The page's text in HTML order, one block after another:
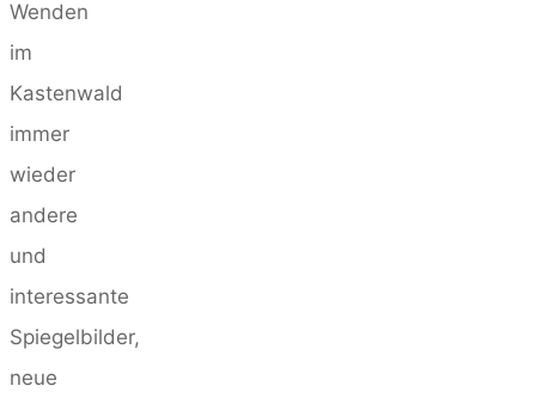
Wenden
im
Kastenwald
immer
wieder
andere
und
interessante
Spiegelbilder,
neue